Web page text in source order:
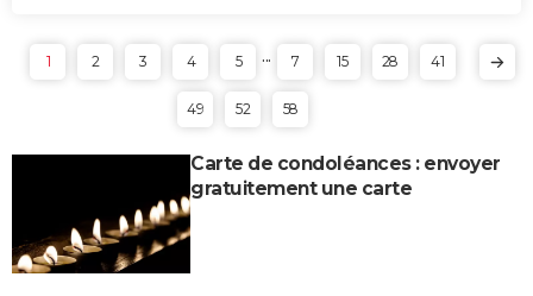
1 2 3 4 5 ... 7 15 28 41
49 52 58
Carte de condoléances : envoyer
gratuitement une carte